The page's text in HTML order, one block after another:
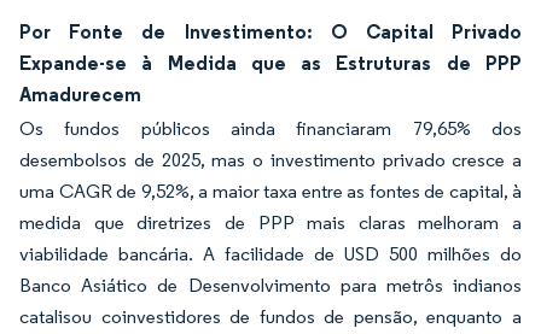
Por Fonte de Investimento: O Capital Privado
Expande-se à Medida que as Estruturas de PPP
Amadurecem
Os fundos públicos ainda financiaram 79,65% dos
desembolsos de 2025, mas o investimento privado cresce a
uma CAGR de 9,52%, a maior taxa entre as fontes de capital, à
medida que diretrizes de PPP mais claras melhoram a
viabilidade bancária. A facilidade de USD 500 milhões do
Banco Asiático de Desenvolvimento para metrôs indianos
catalisou coinvestidores de fundos de pensão, enquanto a